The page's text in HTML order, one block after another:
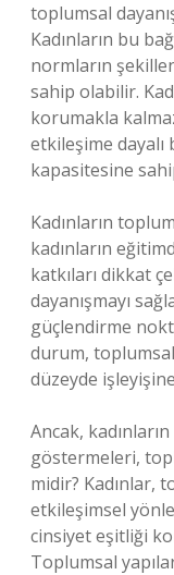
toplumsal
Kadınların bu
normların
sahip olabilir.
korumakla
etkileşime
kapasitesine
Kadınların
kadınların
katkıları dikkat
dayanışmayı
güçlendirme
durum,
düzeyde
Ancak,
göstermeleri,
midir? Kadınlar,
etkileşimsel
cinsiyet eşitliği
Toplumsal